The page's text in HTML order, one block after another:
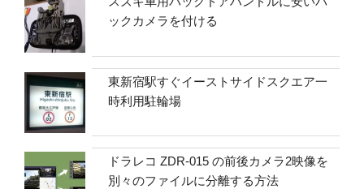
ックカメラを付ける
東新宿駅すぐイーストサイドスクエア一
時利用駐輪場
ドラレコ ZDR-015 の前後カメラ2映像を
別々のファイルに分離する方法